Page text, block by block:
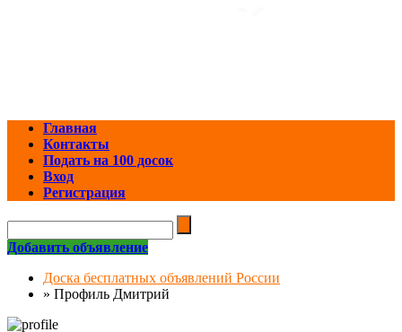
Главная
Контакты
Подать на 100 досок
Вход
Регистрация
Добавить объявление
Доска бесплатных объявлений России
» Профиль Дмитрий